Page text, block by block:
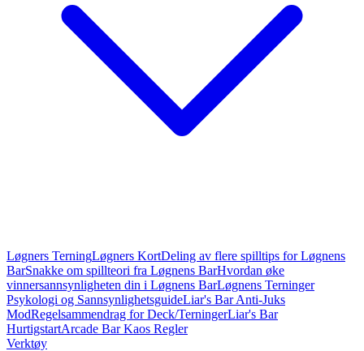
Løgners TerningLøgners KortDeling av flere spilltips for Løgnens
BarSnakke om spillteori fra Løgnens BarHvordan øke
vinnersannsynligheten din i Løgnens BarLøgnens Terninger
Psykologi og SannsynlighetsguideLiar's Bar Anti-Juks
ModRegelsammendrag for Deck/TerningerLiar's Bar
HurtigstartArcade Bar Kaos Regler
Verktøy